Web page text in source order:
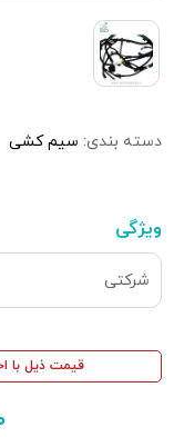
دسته بندی: سیم کشی
ویژگی
شرکتی
قیمت ذیل با